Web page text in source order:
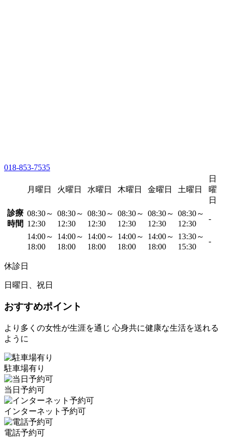
018-853-7535
月曜日 火曜日 水曜日 木曜日 金曜日 土曜日
日
曜
日
診療
時間
08:30～
12:30
08:30～
12:30
08:30～
12:30
08:30～
12:30
08:30～
12:30
08:30～
12:30
-
14:00～
18:00
14:00～
18:00
14:00～
18:00
14:00～
18:00
14:00～
18:00
13:30～
15:30
-
休診日
日曜日、祝日
おすすめポイント
より多くの女性が生涯を通じ 心身共に健康な生活を送れる
ように
駐車場有り
当日予約可
インターネット予約可
電話予約可